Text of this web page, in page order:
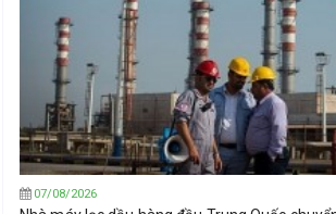
07/08/2026